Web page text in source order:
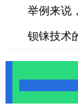
举例来说
钡铼技术